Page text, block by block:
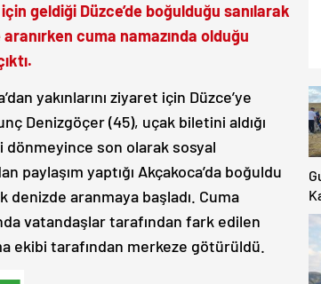
geldiği Düzce’de boğulduğu sanılarak
cuma namazında olduğu
yakınlarını ziyaret için Düzce’ye
Denizgöçer (45), uçak biletini aldığı
dönmeyince son olarak sosyal
paylaşım yaptığı Akçakoca’da boğuldu
denizde aranmaya başladı. Cuma
vatandaşlar tarafından fark edilen
ekibi tarafından merkeze götürüldü.